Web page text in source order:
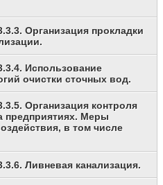
Организация прокладки
Использование
очистки сточных вод.
Организация контроля
предприятиях. Меры
в том числе
Ливневая канализация.